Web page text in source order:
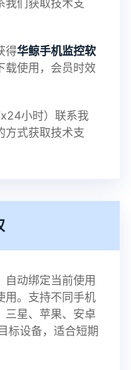
存对方微信聊天记
输对方手机数据文
能，华鲸手机监
我们获取技术支
得华鲸手机监控软
载使用，会员时效
小时）联系我
方式获取技术支
自动绑定当前使用
用。支持不同手机
三星、苹果、安卓
标设备，适合短期